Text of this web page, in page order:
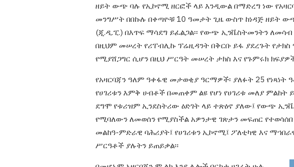
ዘይት ውጭ ባሉ የኢኮኖሚ ዘርፎች ላይ እንዲውል በማድረግ ነው
መንግሥት በበኩሉ በቀጣዮቹ 10 ዓመታት ጊዜ ውስጥ ከነዳጅ ዘይት
(ጂ.ዲ.ፒ.) በእጥፍ ማሳደግ ይፈልጋል፡፡ የውጭ ኢንቬስትመንትን
በዚህም መሠረት የሪፐብሊኩ ፕሬዚዳንት በቅርቡ ይፋ ያደረጉት የታክስ
የሚያሸጋግር ሲሆን በዚህ ሥርዓት መሠረት ታክስ እና የጉምሩክ
የአዛርባጃን ዓለም ዓቀፋዊ መታወቂያ ዓርማዎች፡ ያለፉት 25
የሀገሪቱን እምቅ ሀብቶች በመጠቀም ልዩ የሆነ የሀገሪቱ መለያ ምልከት
ደግሞ የቱሪዝም ኢንደስትሪው ዕድገት ላይ ተጽዕኖ ያለው፤ የውጭ
የሚባለውን ለመወሰን የሚያስችል አዎንታዊ ገጽታን መፍጠር የተወሳሰበ
መልከዓ-ምድራዊ ባሕሪያት፤ የሀገሪቱን ኢኮኖሚ፤ ፖለቲካዊ እና
ሥርዓቶች ያሉትን ይጠይቃል፡፡